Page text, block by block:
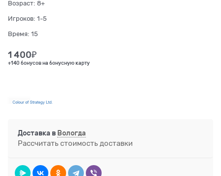
Возраст: 8+
Игроков: 1-5
Время: 15
1 400₽
+140 бонусов на бонусную карту
Доставка в Вологда
Рассчитать стоимость доставки